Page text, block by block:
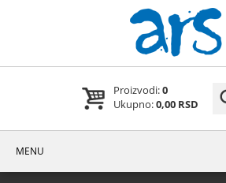
Proizvodi:0
Ukupno:0,00 RSD
MENU